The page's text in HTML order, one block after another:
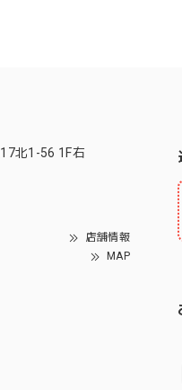
北1-56 1F右
店舗情報
MAP